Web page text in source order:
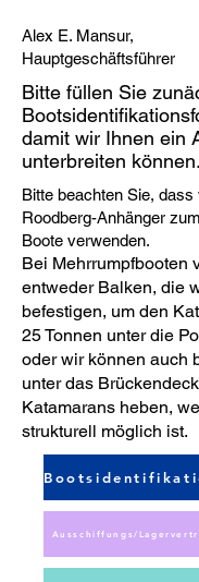
Alex E. Mansur,
Hauptgeschäftsführer
Bitte füllen Sie
damit wir Ihnen ein
unterbreiten können.
Bitte beachten Sie, dass
Roodberg-Anhänger
Boote verwenden.
Bei Mehrrumpfbooten
entweder Balken, die
befestigen, um den
25 Tonnen unter die
oder wir können auch
unter das
Katamarans heben,
strukturell möglich ist.
Ausschiffungs/